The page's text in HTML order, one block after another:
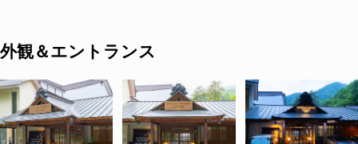
外観＆エントランス